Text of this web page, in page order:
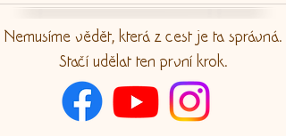
Nemusíme vědět, která z cest je ta správná.
Stačí udělat ten první krok.